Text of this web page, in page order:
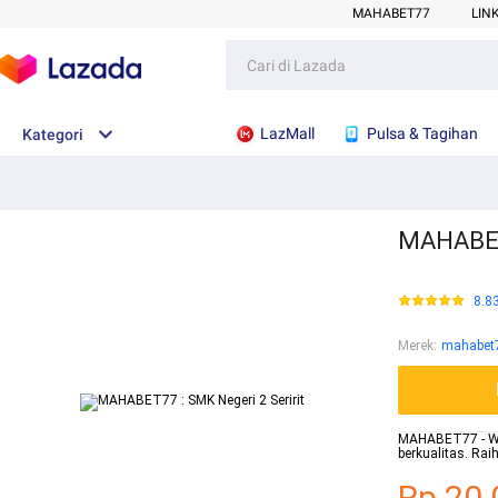
MAHABET77
Kategori LazMall Pulsa & Tagihan
Merek:
MAHABET77 -
berkualitas.